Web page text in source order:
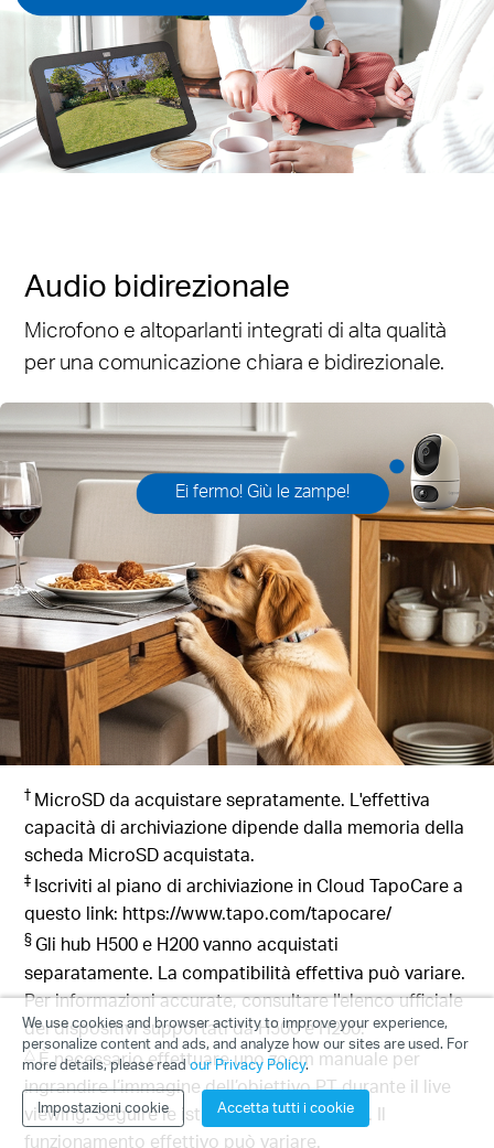
Audio bidirezionale
Microfono e altoparlanti integrati di alta qualità
per una comunicazione chiara e bidirezionale.
Ei fermo! Giù le zampe!
† MicroSD da acquistare sepratamente. L'effettiva
capacità di archiviazione dipende dalla memoria della
scheda MicroSD acquistata.
‡ Iscriviti al piano di archiviazione in Cloud TapoCare a
questo link: https://www.tapo.com/tapocare/
§Gli hub H500 e H200 vanno acquistati
separatamente. La compatibilità effettiva può variare.
Per informazioni accurate, consultare l'elenco ufficiale
dei dispositivi supportati da H500 e H200.
△È necessario effettuare uno zoom manuale per
ingrandire l’immagine dell’obiettivo PT durante il live
viewing. Seguire le istruzioni nell’app Tapo. Il
funzionamento effettivo può variare.
We use cookies and browser activity to improve your experience,
personalize content and ads, and analyze how our sites are used. For
more details, please readour Privacy Policy.
Impostazioni cookie Accetta tutti i cookie